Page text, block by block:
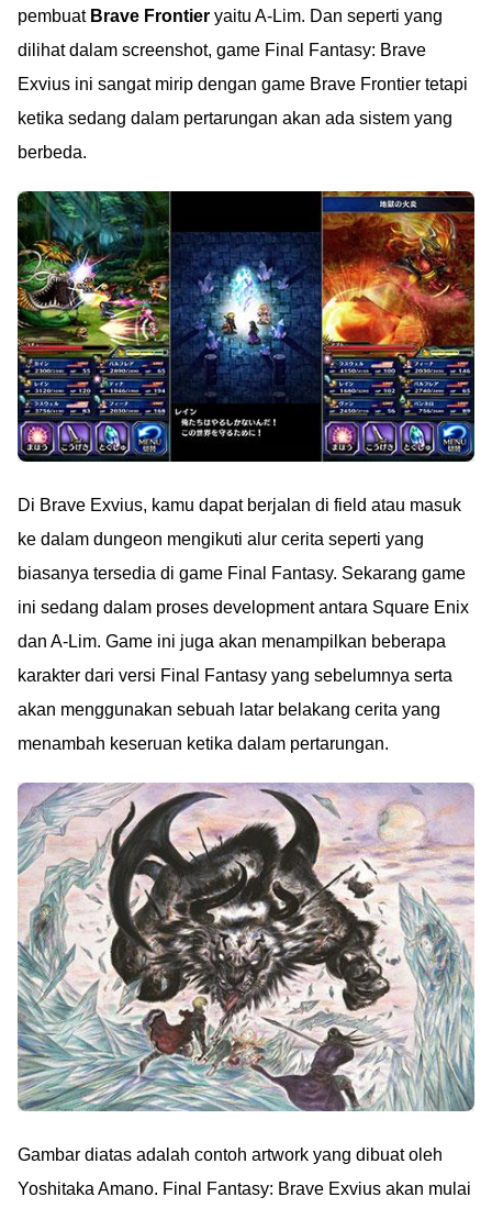
pembuat Brave Frontier yaitu A-Lim. Dan seperti yang
dilihat dalam screenshot, game Final Fantasy: Brave
Exvius ini sangat mirip dengan game Brave Frontier tetapi
ketika sedang dalam pertarungan akan ada sistem yang
berbeda.
Di Brave Exvius, kamu dapat berjalan di field atau masuk
ke dalam dungeon mengikuti alur cerita seperti yang
biasanya tersedia di game Final Fantasy. Sekarang game
ini sedang dalam proses development antara Square Enix
dan A-Lim. Game ini juga akan menampilkan beberapa
karakter dari versi Final Fantasy yang sebelumnya serta
akan menggunakan sebuah latar belakang cerita yang
menambah keseruan ketika dalam pertarungan.
Gambar diatas adalah contoh artwork yang dibuat oleh
Yoshitaka Amano. Final Fantasy: Brave Exvius akan mulai